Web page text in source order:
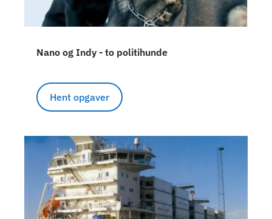
Nano og Indy - to politihunde
Hent opgaver